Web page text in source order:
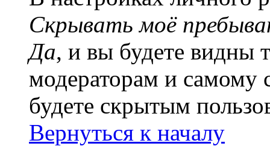
Скрывать моё
Да, и вы будете видны
модераторам и самому
будете скрытым
Вернуться к началу